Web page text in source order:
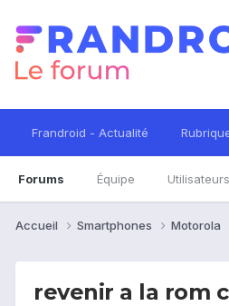
Frandroid - Actualité
Forums Équipe
Accueil Smartphones Motorola
revenir a la rom